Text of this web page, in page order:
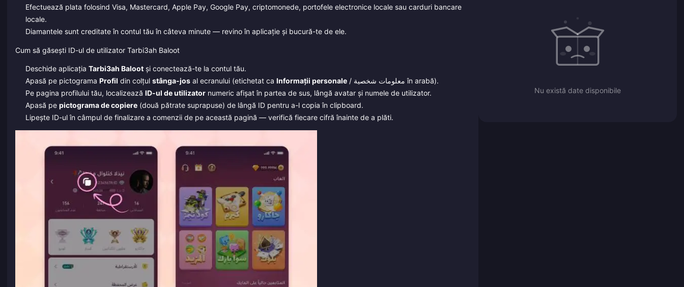
Efectuează plata folosind Visa, Mastercard, Apple Pay, Google Pay, criptomonede, portofele electronice locale sau carduri bancare
locale.
Diamantele sunt creditate în contul tău în câteva minute — revino în aplicație și bucură-te de ele.
Cum să găsești ID-ul de utilizator Tarbi3ah Baloot
Deschide aplicația Tarbi3ah Balootși conectează-te la contul tău.
Apasă pe pictograma Profil din colțul stânga-josal ecranului (etichetat ca Informații personale
/ معلومات شخصية în arabă).
Pe pagina profilului tău, localizează ID-ul de utilizatornumeric afișat în partea de sus, lângă avatar și numele de utilizator.
Apasă pe pictograma de copiere(două pătrate suprapuse) de lângă ID pentru a-l copia în clipboard.
Lipește ID-ul în câmpul de finalizare a comenzii de pe această pagină — verifică fiecare cifră înainte de a plăti.
Nu există date disponibile